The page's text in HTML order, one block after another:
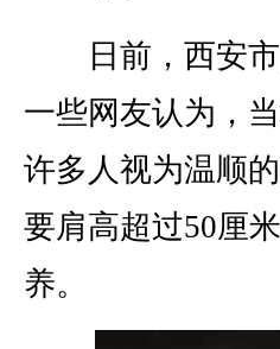
日前，西安市
一些网友认为，
许多人视为温顺
要肩高超过50厘
养。